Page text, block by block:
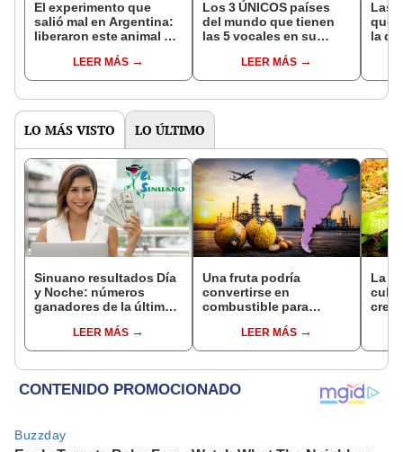
El experimento que
salió mal en Argentina:
liberaron este animal y
bosques milenarios de
la Patagonia
LEER MÁS
Los 3 ÚNICOS países
del mundo que tienen
las 5 vocales en su
con unoLEER MÁS
Las
que
la de
LO MÁS VISTO LO ÚLTIMO
Sinuano resultados Día
y Noche: números
ganadores de la última
HOY miércoles 5 de
agosto
LEER MÁS
Una fruta podría
convertirse en
combustible para
América Latina invertirá
US$3.000 millones en el
LEER MÁS
La